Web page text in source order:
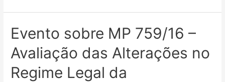
Evento sobre MP 759/16 –
Avaliação das Alterações no
Regime Legal da